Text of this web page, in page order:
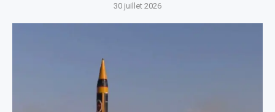
30 juillet 2026